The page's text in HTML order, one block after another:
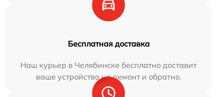
Бесплатная доставка
Наш курьер в Челябинске бесплатно доставит
ваше устройство на ремонт и обратно.